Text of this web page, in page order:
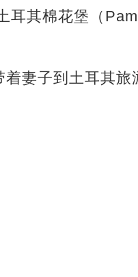
耳其棉花堡（
妻子到土耳其